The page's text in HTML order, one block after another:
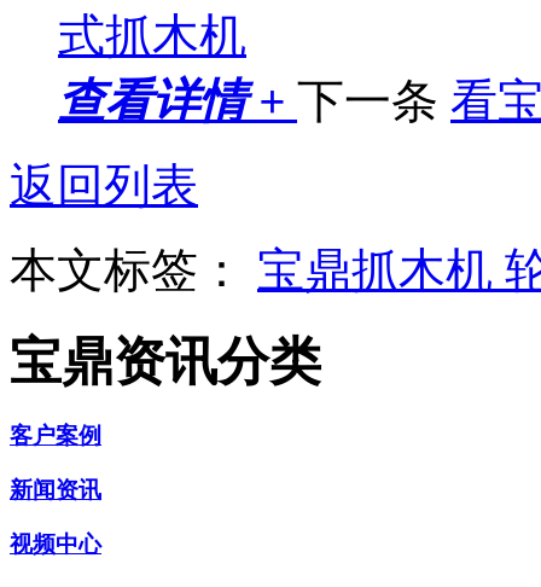
式抓木机
查看详情 + 下一条 看
返回列表
本文标签： 宝鼎抓木机
宝鼎资讯分类
客户案例
新闻资讯
视频中心